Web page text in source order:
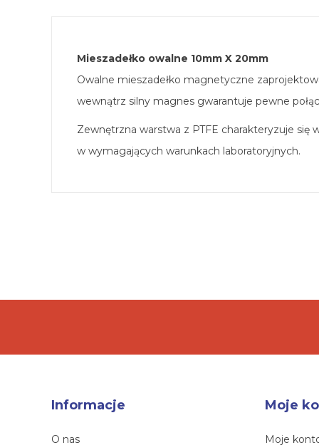
Mieszadełko owalne 10mm X 20mm
Owalne mieszadełko magnetyczne
wewnątrz silny magnes gwarantuje pewne
Zewnętrzna warstwa z PTFE charakteryzuje się
w wymagających warunkach laboratoryjnych.
Informacje
O nas
Moje
Moje